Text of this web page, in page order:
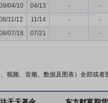
04/10 04/13 - -
11/12 11/14 - -
07/18 07/21 - -
视频、音频、数据及图表）全部或者